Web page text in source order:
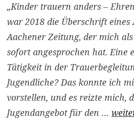
„Kinder trauern anders –
war 2018 die Überschrift
Aachener Zeitung, der mich
sofort angesprochen hat. Eine
Tätigkeit in der
Jugendliche? Das konnte ich
vorstellen, und es reizte mich,
Jugendangebot für den …